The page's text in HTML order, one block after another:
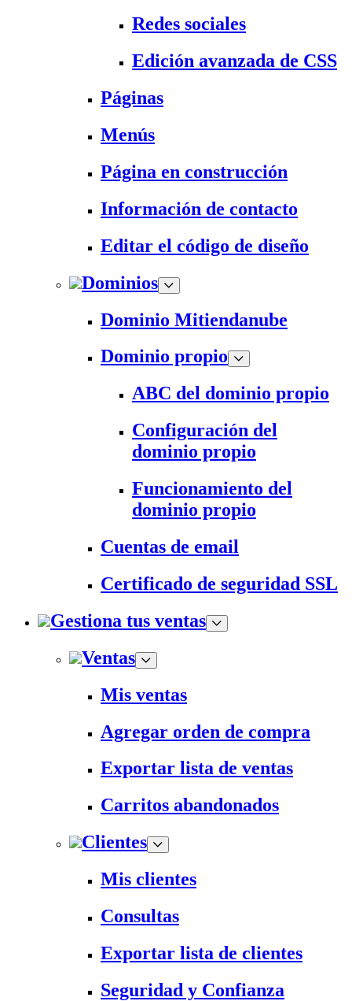
Redes sociales
Edición avanzada de CSS
Páginas
Menús
Página en construcción
Información de contacto
Editar el código de diseño
Dominios
Dominio Mitiendanube
Dominio propio
ABC del dominio propio
Configuración del
dominio propio
Funcionamiento del
dominio propio
Cuentas de email
Certificado de seguridad SSL
Gestiona tus ventas
Ventas
Mis ventas
Agregar orden de compra
Exportar lista de ventas
Carritos abandonados
Clientes
Mis clientes
Consultas
Exportar lista de clientes
Seguridad y Confianza